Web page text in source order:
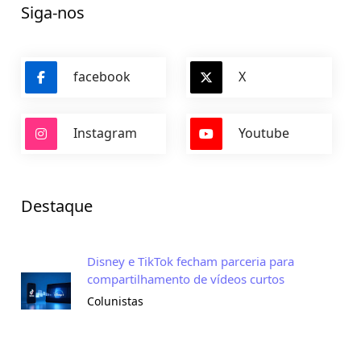
Siga-nos
facebook X
Instagram Youtube
Destaque
Disney e TikTok fecham parceria para
compartilhamento de vídeos curtos
Colunistas